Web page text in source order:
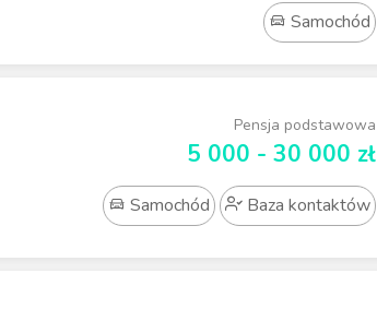
Samochód
Pensja podstawowa
5 000 - 30 000 zł
Samochód Baza kontaktów